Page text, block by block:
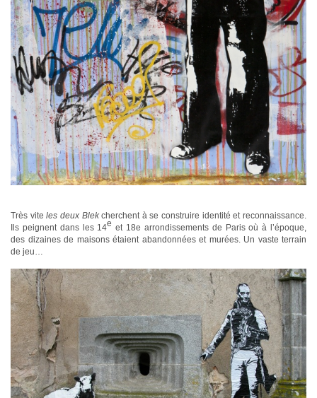
Très viteles deux Blekcherchent à se construire identité et reconnaissance.
Ils peignent dans les 14e et 18e arrondissements de Paris où à l’époque,
des dizaines de maisons étaient abandonnées et murées. Un vaste terrain
de jeu…